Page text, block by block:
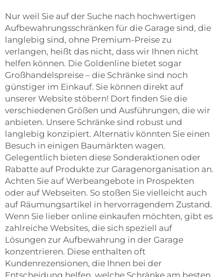
Nur weil Sie auf der Suche nach hochwertigen
Aufbewahrungsschränken für die Garage sind, die
langlebig sind, ohne Premium-Preise zu
verlangen, heißt das nicht, dass wir Ihnen nicht
helfen können. Die Goldenline bietet sogar
Großhandelspreise – die Schränke sind noch
günstiger im Einkauf. Sie können direkt auf
unserer Website stöbern! Dort finden Sie die
verschiedenen Größen und Ausführungen, die wir
anbieten. Unsere Schränke sind robust und
langlebig konzipiert. Alternativ könnten Sie einen
Besuch in einigen Baumärkten wagen.
Gelegentlich bieten diese Sonderaktionen oder
Rabatte auf Produkte zur Garagenorganisation an.
Achten Sie auf Werbeangebote in Prospekten
oder auf Webseiten. So stoßen Sie vielleicht auch
auf Räumungsartikel in hervorragendem Zustand.
Wenn Sie lieber online einkaufen möchten, gibt es
zahlreiche Websites, die sich speziell auf
Lösungen zur Aufbewahrung in der Garage
konzentrieren. Diese enthalten oft
Kundenrezensionen, die Ihnen bei der
Entscheidung helfen, welche Schränke am besten